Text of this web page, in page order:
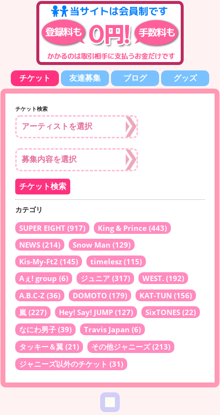
チケット 友達募集 ブログ グッズ
チケット検索
カテゴリ
SUPER EIGHT (917) King & Prince (443)
NEWS (214) Snow Man (129)
Kis-My-Ft2 (145) timelesz (115)
Aぇ! group (6) ジュニア (317) WEST. (192)
A.B.C-Z (36) DOMOTO (179) KAT-TUN (156)
嵐 (227) Hey! Say! JUMP (127) SixTONES (22)
なにわ男子 (39) Travis Japan (6)
タッキー＆翼 (21) その他ジャニーズ(213)
ジャニーズ以外のチケット (31)